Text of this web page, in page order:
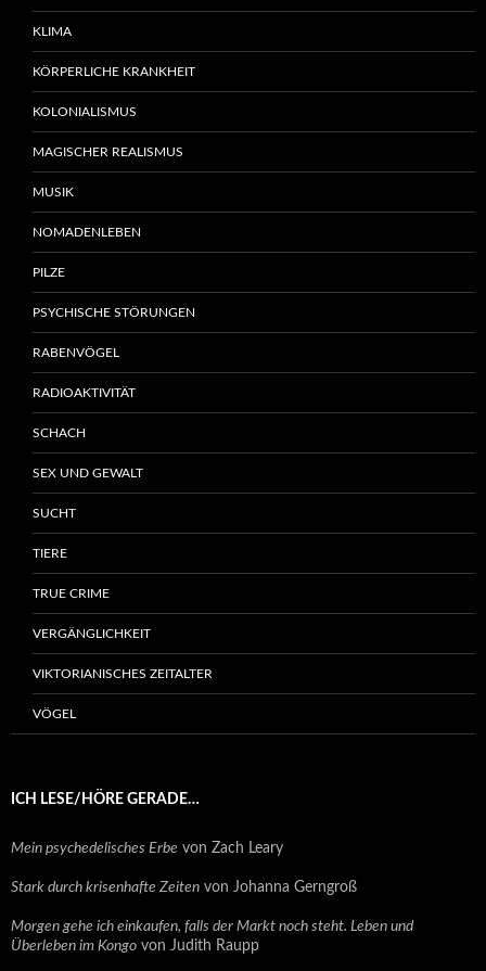
KLIMA
KÖRPERLICHE KRANKHEIT
KOLONIALISMUS
MAGISCHER REALISMUS
MUSIK
NOMADENLEBEN
PILZE
PSYCHISCHE STÖRUNGEN
RABENVÖGEL
RADIOAKTIVITÄT
SCHACH
SEX UND GEWALT
SUCHT
TIERE
TRUE CRIME
VERGÄNGLICHKEIT
VIKTORIANISCHES ZEITALTER
VÖGEL
ICH LESE/HÖRE GERADE…
Mein psychedelisches Erbe von Zach Leary
Stark durch krisenhafte Zeiten von Johanna Gerngroß
Morgen gehe ich einkaufen, falls der Markt noch steht. Leben und
Überleben im Kongo von Judith Raupp